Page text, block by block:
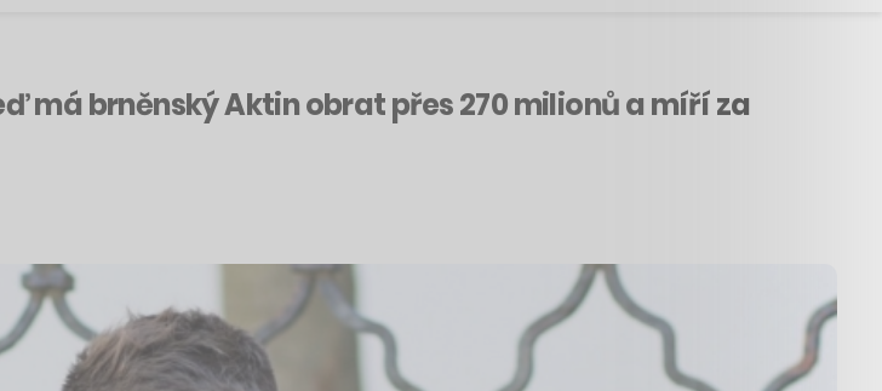
má brněnský Aktin obrat přes 270 milionů a míří za